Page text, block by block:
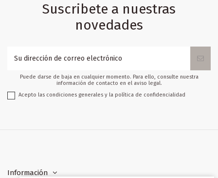
Suscribete a nuestras
novedades
Puede darse de baja en cualquier momento. Para ello, consulte nuestra
información de contacto en el aviso legal.
Acepto las condiciones generales y la política de confidencialidad
Información